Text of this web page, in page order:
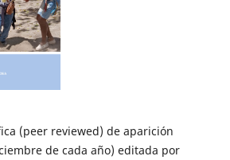
(peer reviewed) de aparición
de cada año) editada por